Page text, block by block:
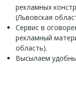
рекламных
(Львовская
Сервис в
рекламный
область).
Высылаем